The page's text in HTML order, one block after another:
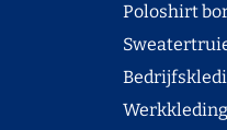
Poloshirt
Sweatertruien
Bedrijfskleding
Werkkleding